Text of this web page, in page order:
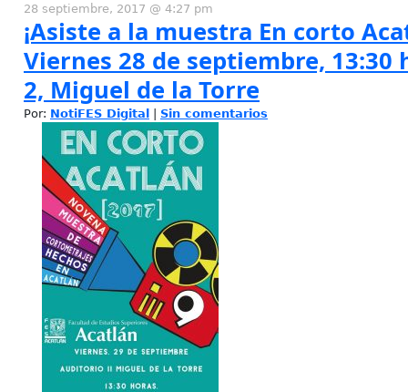
28 septiembre, 2017 @ 4:27 pm
¡Asiste a la muestra En corto
Viernes 28 de septiembre,
2, Miguel de la Torre
Por: NotiFES Digital Sin comentarios